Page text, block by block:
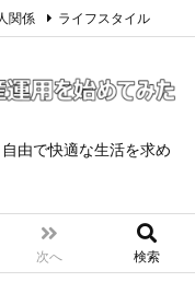
由で快適な生活を求め
次へ 検索
関係 ライフスタイル